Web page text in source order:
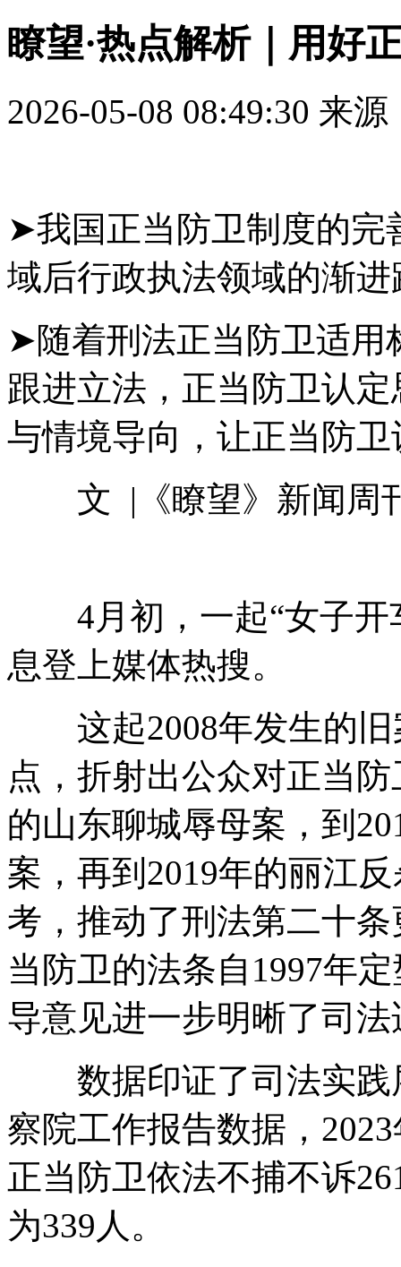
瞭望·热点解析｜用好
2026-05-08 08:49:30 来
➤我国正当防卫制度的完
域后行政执法领域的渐进
➤随着刑法正当防卫适用
跟进立法，正当防卫认
与情境导向，让正当防
文 |《瞭望》新闻周
4月初，一起“女子开
息登上媒体热搜。
这起2008年发生的旧
点，折射出公众对正当
的山东聊城辱母案，到
案，再到2019年的丽江
考，推动了刑法第二十
当防卫的法条自1997年
导意见进一步明晰了司
数据印证了司法实践
察院工作报告数据，
正当防卫依法不捕不诉
为339人。